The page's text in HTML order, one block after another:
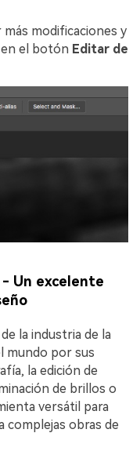
modificaciones y
en el botón Editar de
- Un excelente
la industria de la
mundo por sus
la edición de
de brillos o
versátil para
complejas obras de